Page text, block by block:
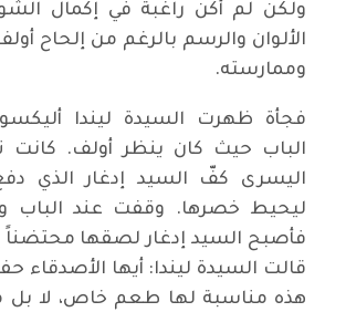
ولكن لم أكن راغبة في إكمال
الألوان والرسم بالرغم من إلحاح
وممارسته.
فجأة ظهرت السيدة ليندا
الباب حيث كان ينظر أولف. كانت
اليسرى كفّ السيد إدغار الذي
ليحيط خصرها. وقفت عند الباب
فأصبح السيد إدغار لصقها محتضناً
قالت السيدة ليندا: أيها الأصدقاء
هذه مناسبة لها طعم خاص، لا بل